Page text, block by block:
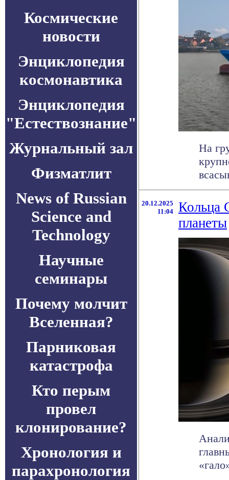
Космические
новости
Энциклопедия
космонавтика
Энциклопедия
"Естествознание"
Журнальный зал
Физматлит
News of Russian
Science and
Technology
Научные
семинары
Почему молчит
Вселенная?
Парниковая
катастрофа
Кто перым
провел
клонирование?
Хронология и
парахронология
На
20.12.2025
11:04
Кольца
планеты